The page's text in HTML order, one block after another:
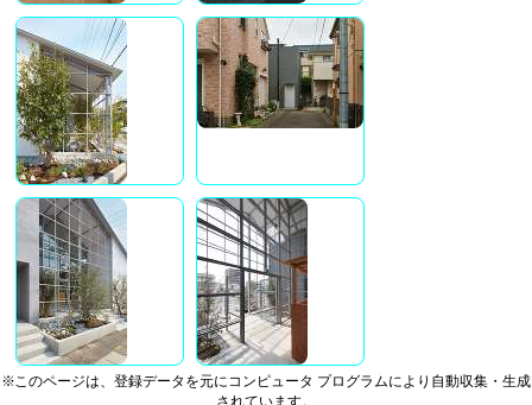
※このページは、登録データを元にコンピュータ プログラムにより自動収集・生成
されています。